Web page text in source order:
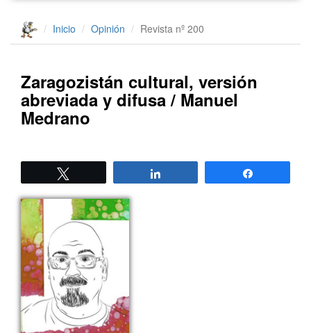
Inicio Opinión Revista nº 200
Zaragozistán cultural, versión
abreviada y difusa / Manuel
Medrano